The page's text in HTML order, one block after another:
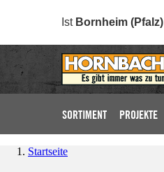
Ist Bornheim (Pfalz)
SORTIMENT PROJEKTE
Startseite